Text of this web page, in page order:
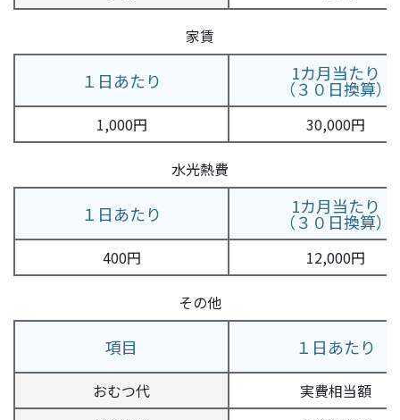
家賃
１日あたり 1カ月当たり
（３０日換算）
1,000円 30,000円
水光熱費
１日あたり 1カ月当たり
（３０日換算）
400円 12,000円
その他
項目 １日あたり
おむつ代
実費相当額